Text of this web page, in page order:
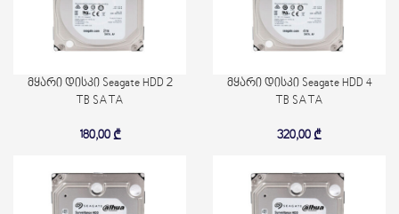
მყარი დისკი Seagate HDD 2
TB SATA
180,00 ₾
მყარი დისკი Seagate HDD 4
TB SATA
320,00 ₾